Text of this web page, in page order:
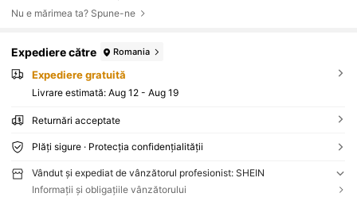
Nu e mărimea ta? Spune-ne
Expediere către Romania
Expediere gratuită
Livrare estimată: Aug 12 - Aug 19
Returnări acceptate
Plăți sigure · Protecția confidențialității
Vândut și expediat de vânzătorul profesionist: SHEIN
Informații și obligațiile vânzătorului